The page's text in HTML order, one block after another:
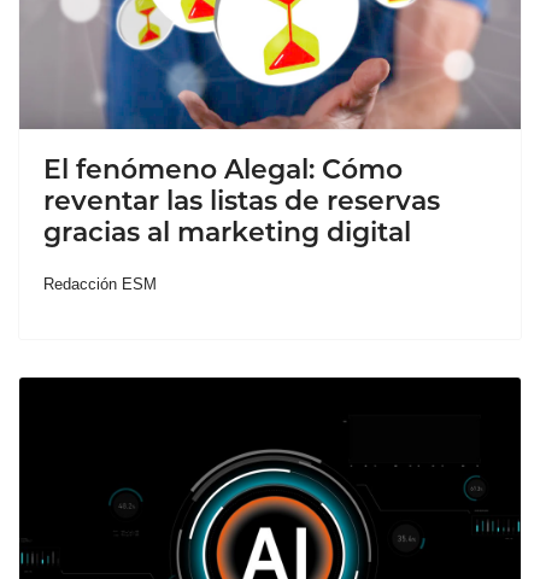
El fenómeno Alegal: Cómo
reventar las listas de reservas
gracias al marketing digital
Redacción ESM